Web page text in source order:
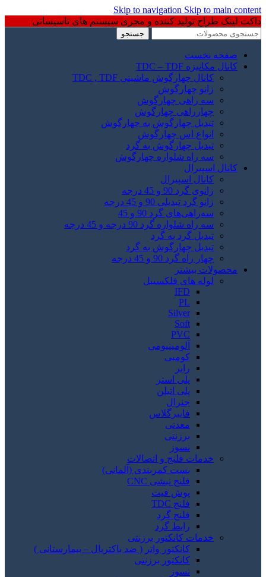
Skip to navigation Skip to main content
داکت لینک طراح تولید کننده و مجری سیستم های تاسیساتی
جستجو
صفحه نخست
کانال مکانیزه TDC – TDF
کانال چهارگوش ماشینی TDC , TDF
زانو چهارگوش
سه راهی چهارگوش
چهارراهی چهارگوش
تبدیل چهارگوش به چهارگوش
انواع اس چهارگوش
تبدیل چهارگوش به گرد
سه راه شلواره چهارگوش
کانال اسپیرال
کانال اسپیرال
زانوی گرد 90 و 45 درجه
زانو گرد تبدیلی 90 و 45 درجه
سه‌راهی‌های گرد 90 و 45
سه راه شلواره گرد 90 درجه و 45 درجه
تبدیل گرد به گرد
تبدیل چهارگوش به گرد
چهار راه گرد 90 و 45 درجه
محصولات بیشتر
لوله های فلکسیبل
IFD
PL
Silver
Soft
PVC
آلومینیومی
کومبی
رابر
پلی استر
پلی اتیلن
جنرال
فایبرگلاس
معدنی
برزنتی
نسوز
خدمات فلنج و اتصالات
بست کمربندی (آلمانی)
فلنج نبشی CNC
پوش فیت
فلنج TDC
فلنج گرد
رابط گرد
خدمات کانکتور برزنتی
کانکتور واتر ( ضد باکتریال – بیمارستانی )
کانکتور برزنتی
نسوز